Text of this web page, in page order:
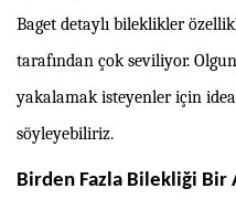
Baget detaylı bileklikler
tarafından çok seviliyor.
yakalamak isteyenler için
söyleyebiliriz.
Birden Fazla Bilekliği Bir